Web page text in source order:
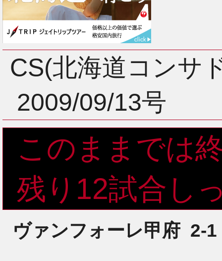
CS(北海道コンサ
2009/09/13号
このままでは
残り12試合し
ヴァンフォーレ甲府 2-1